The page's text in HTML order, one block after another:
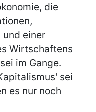
die
einer
Wirtschaftens
im Gange.
sei
es nur noch